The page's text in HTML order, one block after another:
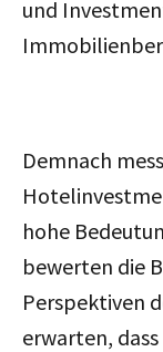
und
Demnach
hohe
bewerten die
Perspektiven
erwarten,